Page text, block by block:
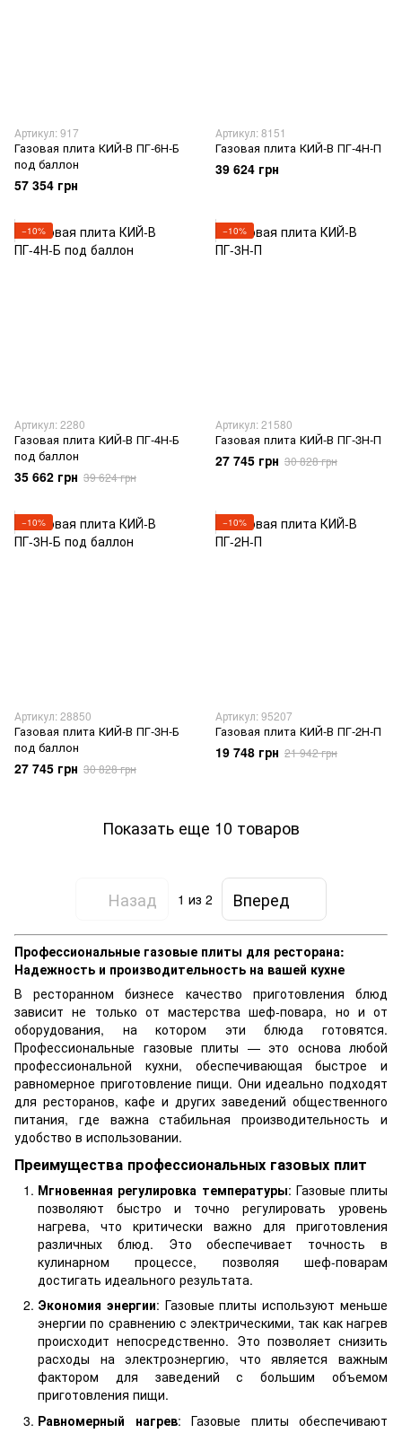
Артикул: 917
Газовая плита КИЙ-В ПГ-6Н-Б
под баллон
57 354 грн
Артикул: 8151
Газовая плита КИЙ-В ПГ-4Н-П
39 624 грн
−10%
Артикул: 2280
Газовая плита КИЙ-В ПГ-4Н-Б
под баллон
35 662 грн 39 624 грн
−10%
Артикул: 21580
Газовая плита КИЙ-В ПГ-3Н-П
27 745 грн 30 828 грн
−10%
Артикул: 28850
Газовая плита КИЙ-В ПГ-3Н-Б
под баллон
27 745 грн 30 828 грн
−10%
Артикул: 95207
Газовая плита КИЙ-В ПГ-2Н-П
19 748 грн 21 942 грн
Показать еще 10 товаров
Назад 1 из 2 Вперед
Профессиональные газовые плиты для ресторана:
Надежность и производительность на вашей кухне
В ресторанном бизнесе качество приготовления блюд
зависит не только от мастерства шеф-повара, но и от
оборудования, на котором эти блюда готовятся.
Профессиональные газовые плиты — это основа любой
профессиональной кухни, обеспечивающая быстрое и
равномерное приготовление пищи. Они идеально подходят
для ресторанов, кафе и других заведений общественного
питания, где важна стабильная производительность и
удобство в использовании.
Преимущества профессиональных газовых плит
Мгновенная регулировка температуры: Газовые плиты
позволяют быстро и точно регулировать уровень
нагрева, что критически важно для приготовления
различных блюд. Это обеспечивает точность в
кулинарном процессе, позволяя шеф-поварам
достигать идеального результата.
Экономия энергии: Газовые плиты используют меньше
энергии по сравнению с электрическими, так как нагрев
происходит непосредственно. Это позволяет снизить
расходы на электроэнергию, что является важным
фактором для заведений с большим объемом
приготовления пищи.
Равномерный нагрев: Газовые плиты обеспечивают